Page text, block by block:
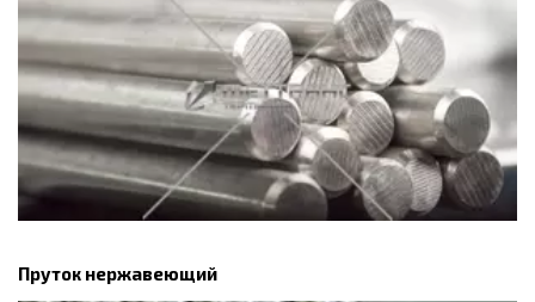
Пруток нержавеющий